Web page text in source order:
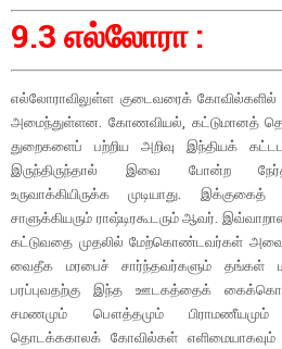
9.3 எல்லோரா :
எல்லோராவிலுள்ள குடைவரைக்
அமைந்துள்ளன. கோணவியல், கட்டுமானத்
துறைகளைப் பற்றிய அறிவு இந்தியக்
இருந்திருந்தால் இவை போன்ற
உருவாக்கியிருக்க முடியாது.
சாளுக்கியரும் ராஷ்டிரகூடரும் ஆவர்.
கட்டுவதை முதலில் மேற்கொண்டவர்கள்
வைதீக மரபைச் சார்ந்தவர்களும் தங்கள்
பரப்புவதற்கு இந்த ஊடகத்தைக்
சமணமும் பௌத்தமும் பிராமணீயமும்
தொடக்ககாலக் கோவில்கள்